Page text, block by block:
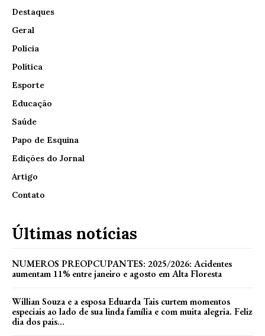
Destaques
Geral
Polícia
Política
Esporte
Educação
Saúde
Papo de Esquina
Edições do Jornal
Artigo
Contato
Últimas notícias
NUMEROS PREOPCUPANTES: 2025/2026: Acidentes
aumentam 11% entre janeiro e agosto em Alta Floresta
Willian Souza e a esposa Eduarda Tais curtem momentos
especiais ao lado de sua linda família e com muita alegria. Feliz
dia dos pais...